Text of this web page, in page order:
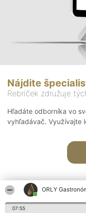
ORLY
07:55
Nájdite
Rebríček združuje
Hľadáte odborníka vo
vyhľadávač. Využívajte